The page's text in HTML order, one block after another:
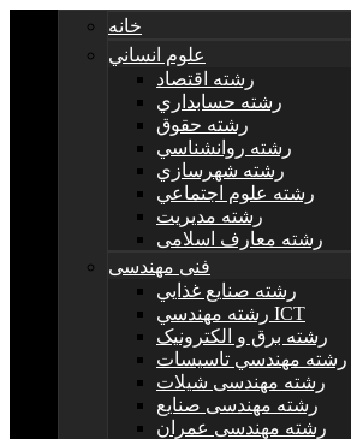
خانه
علوم انساني
رشته اقتصاد
رشته حسابداري
رشته حقوق
رشته روانشناسي
رشته شهرسازي
رشته علوم اجتماعي
رشته مديريت
رشته معارف اسلامی
فنی مهندسی
رشته صنايع غذايي
رشته مهندسي ICT
رشته برق و الکترونيک
رشته مهندسي تاسيسات
رشته مهندسی شیلات
رشته مهندسی صنایع
رشته مهندسی عمران